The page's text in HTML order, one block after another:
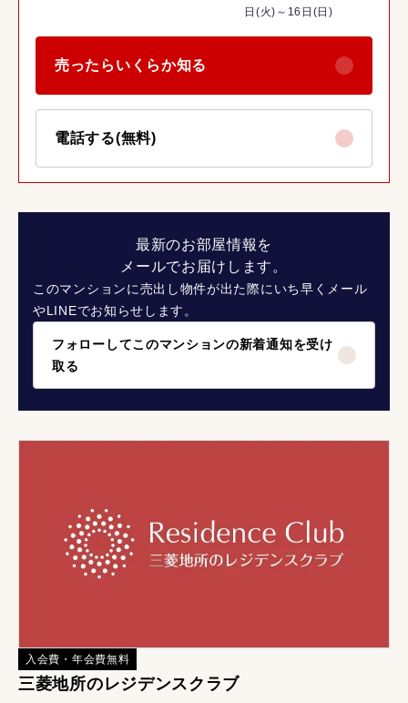
日(火)～16日(日)
売ったらいくらか知る
電話する(無料)
最新のお部屋情報を
メールでお届けします。
このマンションに売出し物件が出た際にいち早くメール
やLINEでお知らせします。
フォローしてこのマンションの新着通知を受け
取る
入会費・年会費無料
三菱地所のレジデンスクラブ